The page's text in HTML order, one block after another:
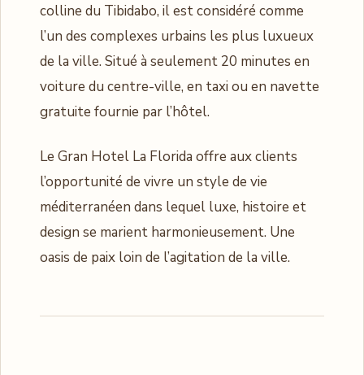
colline du Tibidabo, il est considéré comme
l’un des complexes urbains les plus luxueux
de la ville. Situé à seulement 20 minutes en
voiture du centre-ville, en taxi ou en navette
gratuite fournie par l’hôtel.
Le Gran Hotel La Florida offre aux clients
l’opportunité de vivre un style de vie
méditerranéen dans lequel luxe, histoire et
design se marient harmonieusement. Une
oasis de paix loin de l’agitation de la ville.